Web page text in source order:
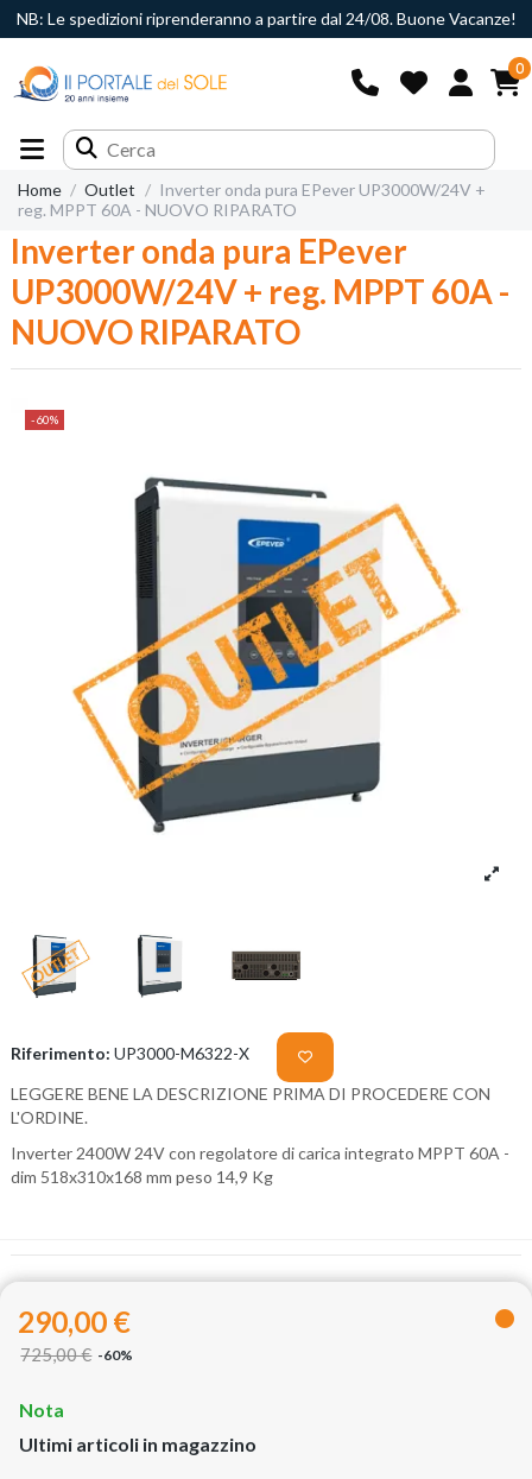
NB: Le spedizioni riprenderanno a partire dal 24/08. Buone Vacanze!
0
Home Outlet
Inverter onda pura EPever UP3000W/24V +
reg. MPPT 60A - NUOVO RIPARATO
Inverter onda pura EPever
UP3000W/24V + reg. MPPT 60A -
NUOVO RIPARATO
-60%
Riferimento: UP3000-M6322-X
LEGGERE BENE LA DESCRIZIONE PRIMA DI PROCEDERE CON
L'ORDINE.
Inverter 2400W 24V con regolatore di carica integrato MPPT 60A -
dim 518x310x168 mm peso 14,9 Kg
290,00 €
725,00 € -60%
Nota
Ultimi articoli in magazzino